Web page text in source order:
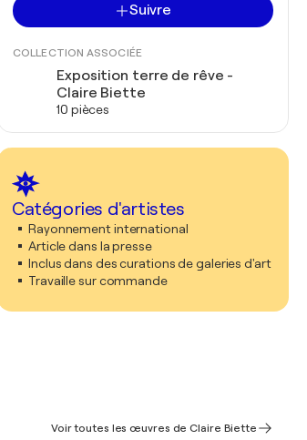
Suivre
COLLECTION ASSOCIÉE
Exposition terre de rêve -
Claire Biette
10 pièces
Catégories d'artistes
Rayonnement international
Article dans la presse
Inclus dans des curations de galeries d'art
Travaille sur commande
Voir toutes les œuvres de Claire Biette